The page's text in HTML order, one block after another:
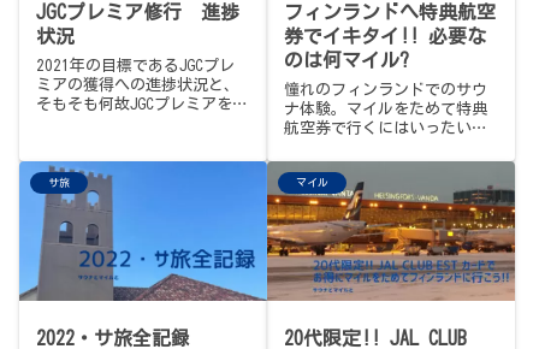
JGCプレミア修行 進捗
状況
2021年の目標であるJGCプレ
ミアの獲得への進捗状況と、
そもそも何故JGCプレミアをめ
フィンランドへ特典航空
券でイキタイ!! 必要な
のは何マイル?
憧れのフィンランドでのサウ
ナ体験。マイルをためて特典
航空券で行くにはいったい何
す。
サ旅
2022・サ旅全記録
マイル
20代限定!! JAL CLUB